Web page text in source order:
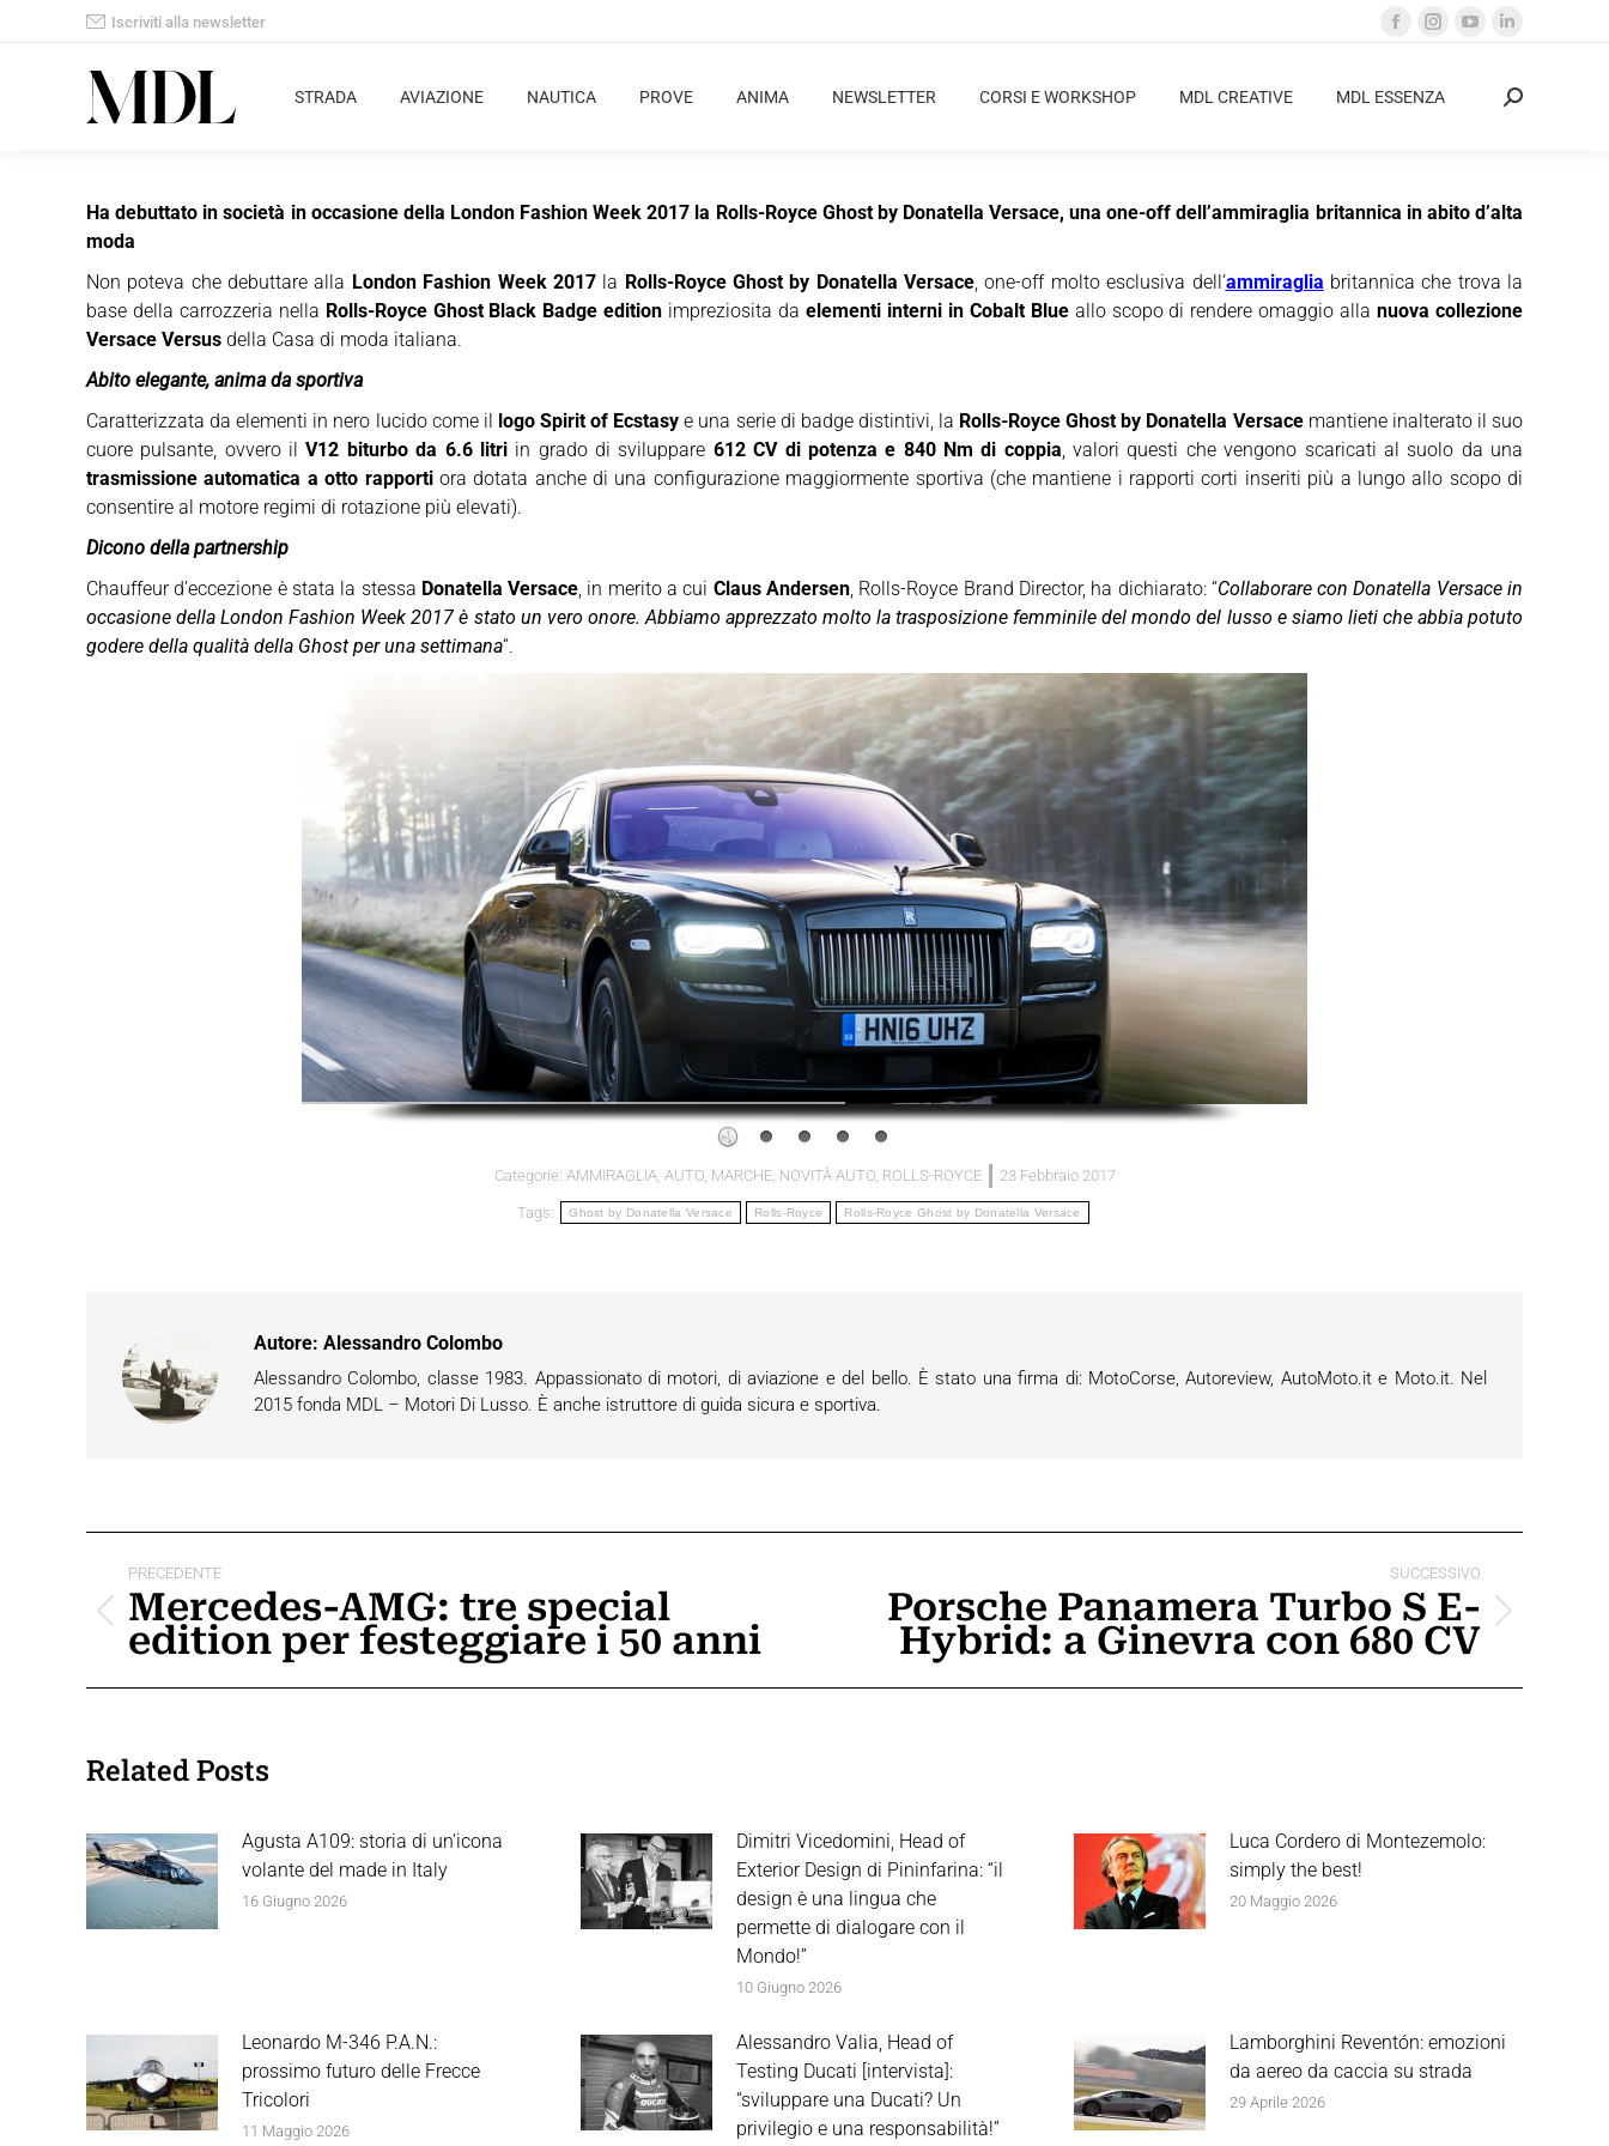
Iscriviti alla newsletter
Facebook
opens
Instagram
opens
YouTube
opens
Linkedin
opens
STRADA AVIAZIONE NAUTICA PROVE ANIMA NEWSLETTER CORSI E WORKSHOP MDL CREATIVE MDL ESSENZA Cerca:
Ha debuttato in società in occasione della London Fashion Week 2017 la Rolls-Royce Ghost by Donatella Versace, una one-off dell’ammiraglia britannica in abito d’alta
moda
Non poteva che debuttare alla London Fashion Week 2017la Rolls-Royce Ghost by Donatella Versace, one-off molto esclusiva dell’ammiraglia britannica che trova la
base della carrozzeria nella Rolls-Royce Ghost Black Badge edition impreziosita daelementi interni in Cobalt Blueallo scopo di rendere omaggio allanuova collezione
Versace Versus della Casa di moda italiana.
Abito elegante, anima da sportiva
Caratterizzata da elementi in nero lucido come il logo Spirit of Ecstasy e una serie di badge distintivi, la Rolls-Royce Ghost by Donatella Versacemantiene inalterato il suo
cuore pulsante, ovvero ilV12 biturbo da 6.6 litriin grado di sviluppare 612 CV di potenza e 840 Nm di coppia, valori questi che vengono scaricati al suolo da una
trasmissione automatica a otto rapportiora dotata anche di una configurazione maggiormente sportiva (che mantiene i rapporti corti inseriti più a lungo allo scopo di
consentire al motore regimi di rotazione più elevati).
Dicono della partnership
Chauffeur d’eccezione è stata la stessa Donatella Versace, in merito a cui Claus Andersen, Rolls-Royce Brand Director, ha dichiarato: “Collaborare con Donatella Versace in
occasione della London Fashion Week 2017 è stato un vero onore. Abbiamo apprezzato molto la trasposizione femminile del mondo del lusso e siamo lieti che abbia potuto
godere della qualità della Ghost per una settimana“.
Categorie: AMMIRAGLIA, AUTO, MARCHE, NOVITÀ AUTO, ROLLS-ROYCE 23 Febbraio 2017
Tags: Ghost by Donatella Versace Rolls-Royce Rolls-Royce Ghost by Donatella Versace
Autore: Alessandro Colombo
Alessandro Colombo, classe 1983. Appassionato di motori, di aviazione e del bello. È stato una firma di: MotoCorse, Autoreview, AutoMoto.it e Moto.it. Nel
2015 fonda MDL – Motori Di Lusso. È anche istruttore di guida sicura e sportiva.
tra
post
PRECEDENTE
Post
precedente:
Mercedes-AMG: tre special
edition per festeggiare i 50 anni
SUCCESSIVO
ProssimoPorsche Panamera Turbo S E-
Hybrid: a Ginevra con 680 CV
Related Posts
Agusta A109: storia di un’icona
volante del made in Italy
16 Giugno 2026
Dimitri Vicedomini, Head of
Exterior Design di Pininfarina: “il
design è una lingua che
permette di dialogare con il
Mondo!”
10 Giugno 2026
Luca Cordero di Montezemolo:
simply the best!
20 Maggio 2026
Leonardo M-346 P.A.N.:
prossimo futuro delle Frecce
Tricolori
11 Maggio 2026
Alessandro Valia, Head of
Testing Ducati [intervista]:
“sviluppare una Ducati? Un
privilegio e una responsabilità!”
Lamborghini Reventón: emozioni
da aereo da caccia su strada
29 Aprile 2026